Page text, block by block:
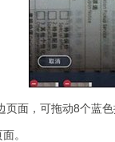
页面，可拖动8个蓝
。